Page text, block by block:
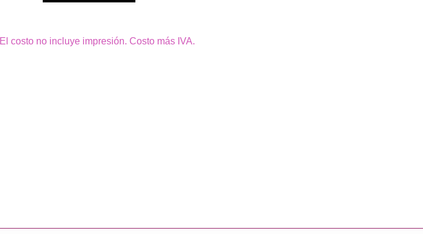
El costo no incluye impresión. Costo más IVA.